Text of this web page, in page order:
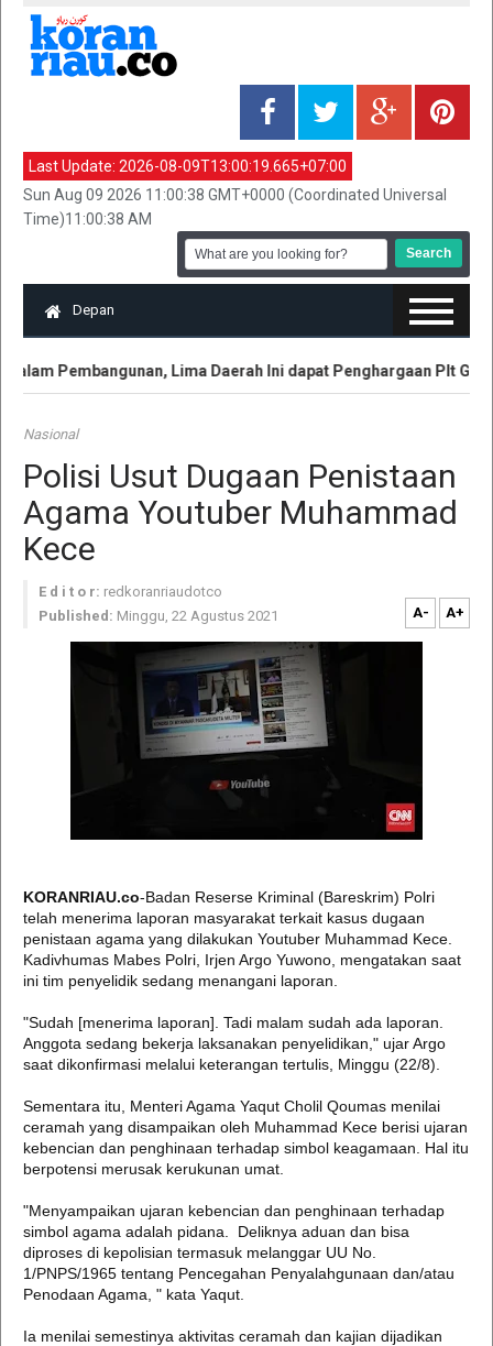
Last Update: 2026-08-09T13:00:19.665+07:00
Sun Aug 09 2026 11:00:38 GMT+0000 (Coordinated Universal
Time)11:00:38 AM
Depan
Pembangunan, Lima Daerah Ini dapat Penghargaan Plt Gubri
Nasional
Polisi Usut Dugaan Penistaan
Agama Youtuber Muhammad
Kece
E d i t o r: redkoranriaudotco
Published: Minggu, 22 Agustus 2021 A- A+
KORANRIAU.co-Badan Reserse Kriminal (Bareskrim) Polri
telah menerima laporan masyarakat terkait kasus dugaan
penistaan agama yang dilakukan Youtuber Muhammad Kece.
Kadivhumas Mabes Polri, Irjen Argo Yuwono, mengatakan saat
ini tim penyelidik sedang menangani laporan.
"Sudah [menerima laporan]. Tadi malam sudah ada laporan.
Anggota sedang bekerja laksanakan penyelidikan," ujar Argo
saat dikonfirmasi melalui keterangan tertulis, Minggu (22/8).
Sementara itu, Menteri Agama Yaqut Cholil Qoumas menilai
ceramah yang disampaikan oleh Muhammad Kece berisi ujaran
kebencian dan penghinaan terhadap simbol keagamaan. Hal itu
berpotensi merusak kerukunan umat.
"Menyampaikan ujaran kebencian dan penghinaan terhadap
simbol agama adalah pidana. Deliknya aduan dan bisa
diproses di kepolisian termasuk melanggar UU No.
1/PNPS/1965 tentang Pencegahan Penyalahgunaan dan/atau
Penodaan Agama, " kata Yaqut.
Ia menilai semestinya aktivitas ceramah dan kajian dijadikan